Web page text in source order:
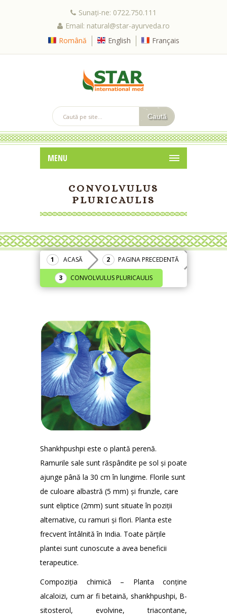
Sunați-ne: 0722.750.111
Email: natural@star-ayurveda.ro
Română
English Français
MENU
CONVOLVULUS
PLURICAULIS
ACASĂ PAGINA PRECEDENTĂ
CONVOLVULUS PLURICAULIS
Shankhpushpi este o plantă perenă.
Ramurile sale sunt răspândite pe sol și poate
ajunge până la 30 cm în lungime. Florile sunt
de culoare albastră (5 mm) și frunzle, care
sunt eliptice (2mm) sunt situate în poziții
alternative, cu ramuri și flori. Planta este
frecvent întâlnită în India. Toate părțile
plantei sunt cunoscute a avea beneficii
terapeutice.
Compoziția chimică – Planta conține
alcaloizi, cum ar fi betaină, shankhpushpi, B-
sitosterol, evolvine, triacontane,